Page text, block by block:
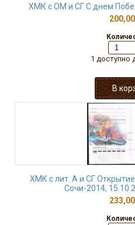
ХМК с ОМ и СГ С днем
1 доступно
ХМК с лит. А и СГ
Сочи-2014,